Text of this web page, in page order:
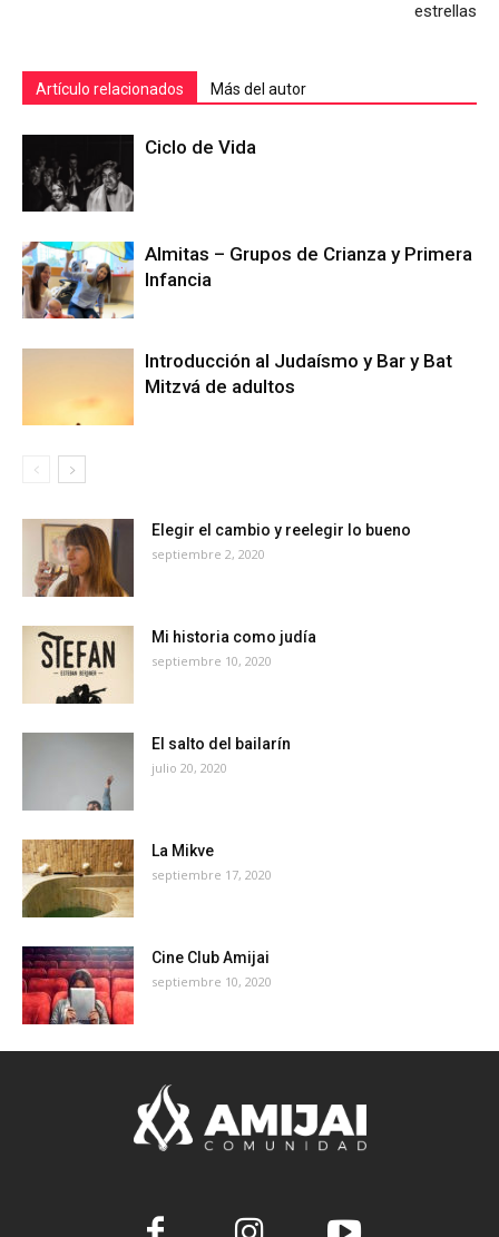
estrellas
Artículo relacionados Más del autor
Ciclo de Vida
Almitas – Grupos de Crianza y Primera
Infancia
Introducción al Judaísmo y Bar y Bat
Mitzvá de adultos
Elegir el cambio y reelegir lo bueno
septiembre 2, 2020
Mi historia como judía
septiembre 10, 2020
El salto del bailarín
julio 20, 2020
La Mikve
septiembre 17, 2020
Cine Club Amijai
septiembre 10, 2020